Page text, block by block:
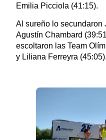
Emilia Picciola (41:15).
Al sureño lo secundaron
Agustín Chambard
escoltaron las Team
y Liliana Ferreyra (45:05).